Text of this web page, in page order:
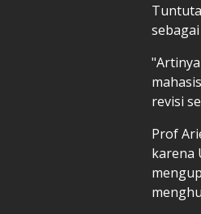
revisi
Prof
karena